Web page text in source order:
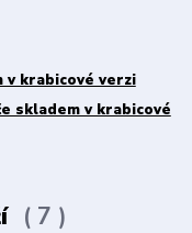
v krabicové verzi
skladem v krabicové
7